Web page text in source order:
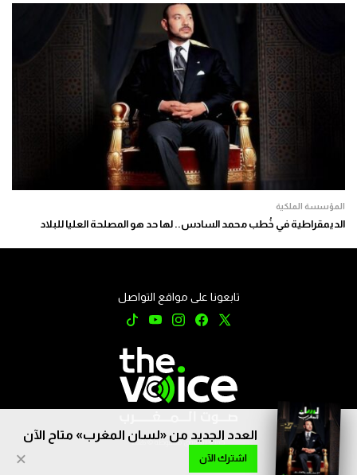
المؤسسة الملكية
الديمقراطية في خُطب محمد السادس.. لها حد هو المصلحة العليا للبلاد
العدد الجديد من «لسان المغرب» متاح الآن
اشترك الآن ×
تابعونا على مواقع التواصل
جميع الحقوق محفوظة © 2026